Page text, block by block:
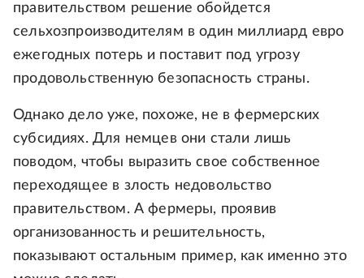
правительством решение обойдется
сельхозпроизводителям в один миллиард евро
ежегодных потерь и поставит под угрозу
продовольственную безопасность страны.
Однако дело уже, похоже, не в фермерских
субсидиях. Для немцев они стали лишь
поводом, чтобы выразить свое собственное
переходящее в злость недовольство
правительством. А фермеры, проявив
организованность и решительность,
показывают остальным пример, как именно это